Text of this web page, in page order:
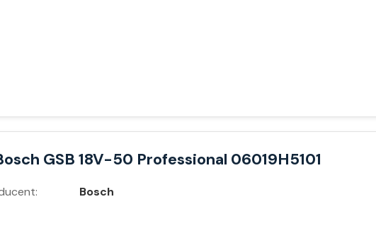
GSB 18V-50 Professional 06019H5101
Bosch